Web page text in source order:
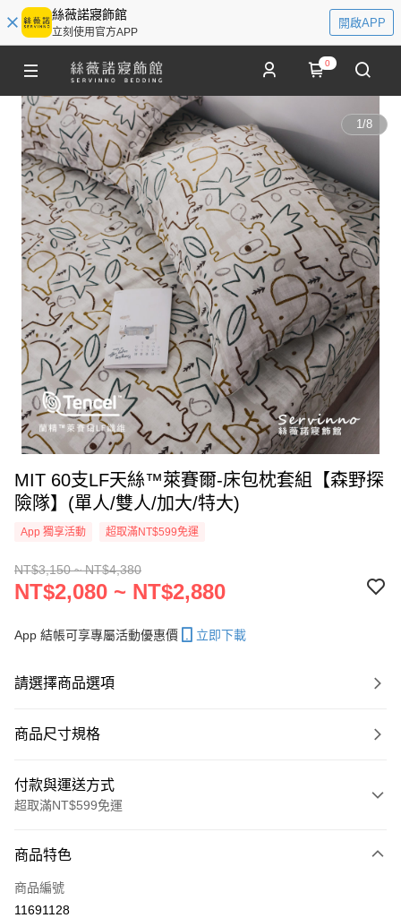
絲薇諾寢飾館
立刻使用官方APP
開啟APP
0
1/8
MIT 60支LF天絲™萊賽爾-床包枕套組【森野探
險隊】(單人/雙人/加大/特大)
App 獨享活動 超取滿NT$599免運
NT$3,150 ~ NT$4,380
NT$2,080 ~ NT$2,880
App 結帳可享專屬活動優惠價 立即下載
請選擇商品選項
商品尺寸規格
付款與運送方式
超取滿NT$599免運
信用卡一次付款
超商取貨付款
商品特色
商品編號
11691128